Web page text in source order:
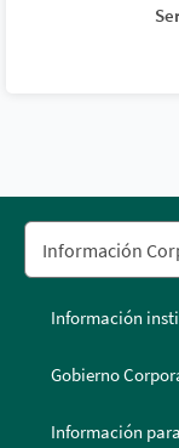
Información
Gobierno
Información